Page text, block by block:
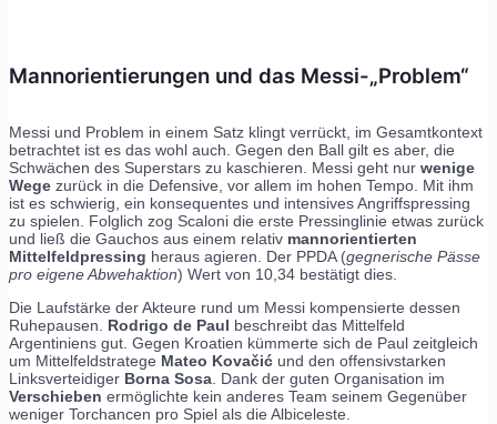
Mannorientierungen und das Messi-„Problem“
Messi und Problem in einem Satz klingt verrückt, im Gesamtkontext
betrachtet ist es das wohl auch. Gegen den Ball gilt es aber, die
Schwächen des Superstars zu kaschieren. Messi geht nur wenige
Wege zurück in die Defensive, vor allem im hohen Tempo. Mit ihm
ist es schwierig, ein konsequentes und intensives Angriffspressing
zu spielen. Folglich zog Scaloni die erste Pressinglinie etwas zurück
und ließ die Gauchos aus einem relativ mannorientierten
Mittelfeldpressing heraus agieren. Der PPDA (gegnerische Pässe
pro eigene Abwehaktion) Wert von 10,34 bestätigt dies.
Die Laufstärke der Akteure rund um Messi kompensierte dessen
Ruhepausen. Rodrigo de Paul beschreibt das Mittelfeld
Argentiniens gut. Gegen Kroatien kümmerte sich de Paul zeitgleich
um Mittelfeldstratege Mateo Kovačić und den offensivstarken
Linksverteidiger Borna Sosa . Dank der guten Organisation im
Verschieben ermöglichte kein anderes Team seinem Gegenüber
weniger Torchancen pro Spiel als die Albiceleste.